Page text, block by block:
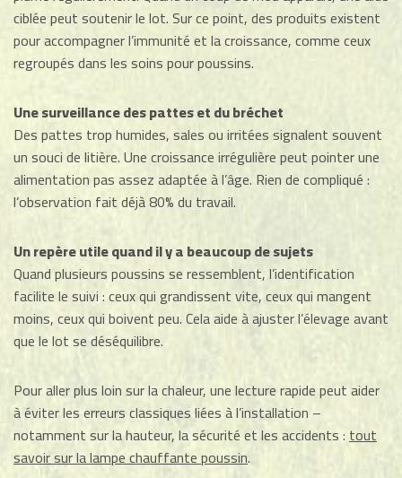
ciblée peut soutenir le lot. Sur ce point, des produits existent
pour accompagner l’immunité et la croissance, comme ceux
regroupés dans les soins pour poussins.
Une surveillance des pattes et du bréchet
Des pattes trop humides, sales ou irritées signalent souvent
un souci de litière. Une croissance irrégulière peut pointer une
alimentation pas assez adaptée à l’âge. Rien de compliqué :
l’observation fait déjà 80% du travail.
Un repère utile quand il y a beaucoup de sujets
Quand plusieurs poussins se ressemblent, l’identification
facilite le suivi : ceux qui grandissent vite, ceux qui mangent
moins, ceux qui boivent peu. Cela aide à ajuster l’élevage avant
que le lot se déséquilibre.
Pour aller plus loin sur la chaleur, une lecture rapide peut aider
à éviter les erreurs classiques liées à l’installation –
notamment sur la hauteur, la sécurité et les accidents :tout
savoir sur la lampe chauffante poussin.